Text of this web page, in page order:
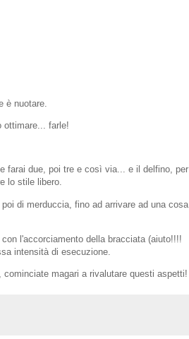
è nuotare.
ottimare... farle!
farai due, poi tre e così via... e il delfino, per
lo stile libero.
di merduccia, fino ad arrivare ad una cosa
l'accorciamento della bracciata (aiuto!!!!
intensità di esecuzione.
magari a rivalutare questi aspetti!